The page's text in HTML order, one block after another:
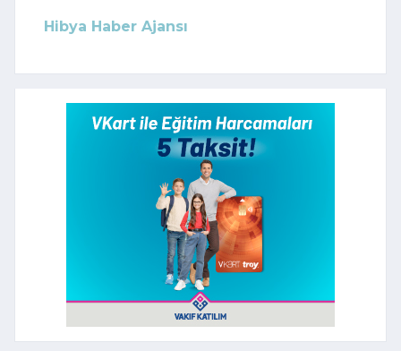
Hibya Haber Ajansı